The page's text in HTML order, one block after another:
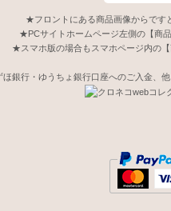
★フロントにある商品画像からです
★PCサイトホームページ左側の【商
★スマホ版の場合もスマホページ内の
銀行・ゆうちょ銀行口座へのご入金、